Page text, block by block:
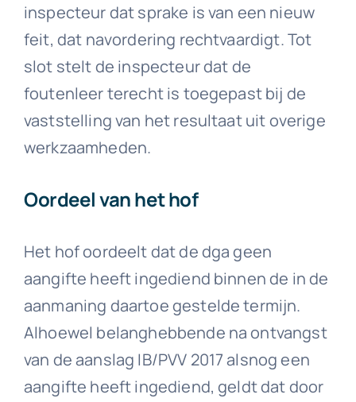
inspecteur dat sprake is van een nieuw
feit, dat navordering rechtvaardigt. Tot
slot stelt de inspecteur dat de
foutenleer terecht is toegepast bij de
vaststelling van het resultaat uit overige
werkzaamheden.
Oordeel van het hof
Het hof oordeelt dat de dga geen
aangifte heeft ingediend binnen de in de
aanmaning daartoe gestelde termijn.
Alhoewel belanghebbende na ontvangst
van de aanslag IB/PVV 2017 alsnog een
aangifte heeft ingediend, geldt dat door